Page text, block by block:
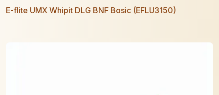
E-flite UMX Whipit DLG BNF Basic (EFLU3150)